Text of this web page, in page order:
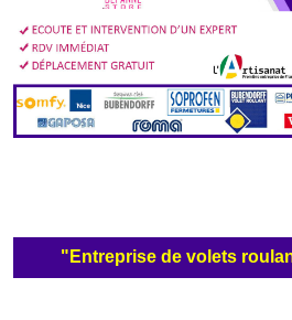
"Entreprise de volets